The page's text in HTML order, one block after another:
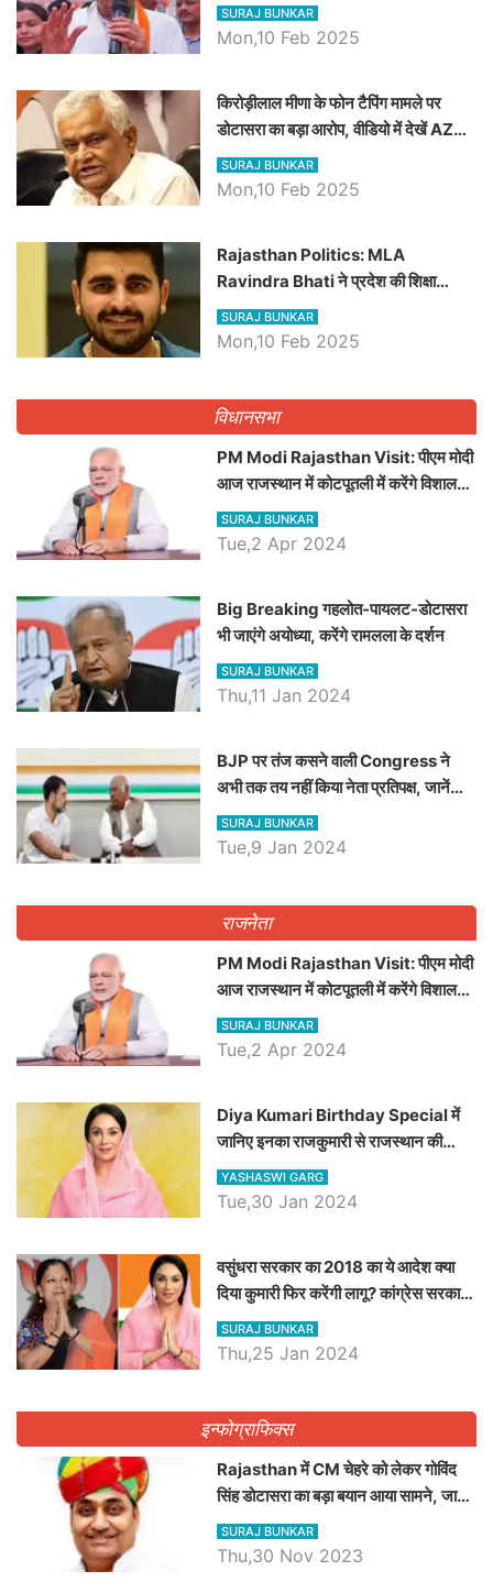
SURAJ BUNKAR
Mon,10 Feb 2025
किरोड़ीलाल मीणा के फोन टैपिंग मामले पर
डोटासरा का बड़ा आरोप, वीडियो में देखें AZ
बड़ी खबरें
SURAJ BUNKAR
Mon,10 Feb 2025
Rajasthan Politics: MLA
Ravindra Bhati ने प्रदेश की शिक्षा
व्यवस्था पर उठाए सवाल, Madan
Dilawar पर हमला करते हुए गिनवाये खाली
SURAJ BUNKAR
Mon,10 Feb 2025
विधानसभा
PM Modi Rajasthan Visit: पीएम मोदी
आज राजस्थान में कोटपूतली में करेंगे विशाल
रैली, एक सभा से 8 सीटों पर साधेगें निशाना
SURAJ BUNKAR
Tue,2 Apr 2024
Big Breaking गहलोत-पायलट-डोटासरा
भी जाएंगे अयोध्या, करेंगे रामलला के दर्शन
SURAJ BUNKAR
Thu,11 Jan 2024
BJP पर तंज कसने वाली Congress ने
अभी तक तय नहीं किया नेता प्रतिपक्ष, जानें
कौन होगा दावेदार
SURAJ BUNKAR
Tue,9 Jan 2024
राजनेता
PM Modi Rajasthan Visit: पीएम मोदी
आज राजस्थान में कोटपूतली में करेंगे विशाल
रैली, एक सभा से 8 सीटों पर साधेगें निशाना
SURAJ BUNKAR
Tue,2 Apr 2024
Diya Kumari Birthday Special में
जानिए इनका राजकुमारी से राजस्थान की
डिप्टी सीएम बनने तक का सफर, एक क्लिक में
जाने पूरा जीवन परिचय
YASHASWI GARG
Tue,30 Jan 2024
वसुंधरा सरकार का 2018 का ये आदेश क्या
दिया कुमारी फिर करेंगी लागू? कांग्रेस सरकार
ने किया था निरस्त
SURAJ BUNKAR
Thu,25 Jan 2024
इन्फोग्राफिक्स
Rajasthan में CM चेहरे को लेकर गोविंद
सिंह डोटासरा का बड़ा बयान आया सामने, जानें
विचार
SURAJ BUNKAR
Thu,30 Nov 2023